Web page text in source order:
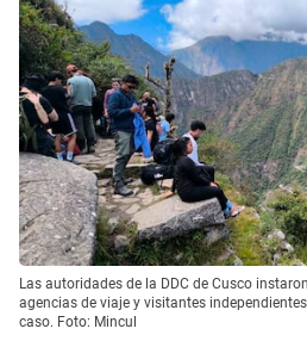
Las autoridades de la DDC de Cusco
agencias de viaje y visitantes
caso. Foto: Mincul